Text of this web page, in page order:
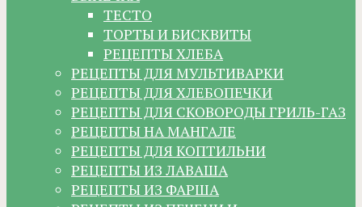
ТЕСТО
ТОРТЫ И БИСКВИТЫ
РЕЦЕПТЫ ХЛЕБА
РЕЦЕПТЫ ДЛЯ МУЛЬТИВАРКИ
РЕЦЕПТЫ ДЛЯ ХЛЕБОПЕЧКИ
РЕЦЕПТЫ ДЛЯ СКОВОРОДЫ ГРИЛЬ-ГАЗ
РЕЦЕПТЫ НА МАНГАЛЕ
РЕЦЕПТЫ ДЛЯ КОПТИЛЬНИ
РЕЦЕПТЫ ИЗ ЛАВАША
РЕЦЕПТЫ ИЗ ФАРША